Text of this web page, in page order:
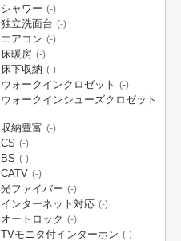
シャワー (-)
独立洗面台 (-)
エアコン (-)
床暖房 (-)
床下収納 (-)
ウォークインクロゼット (-)
ウォークインシューズクロゼット
収納豊富 (-)
CS (-)
BS (-)
CATV (-)
光ファイバー (-)
インターネット対応 (-)
オートロック (-)
TVモニタ付インターホン (-)